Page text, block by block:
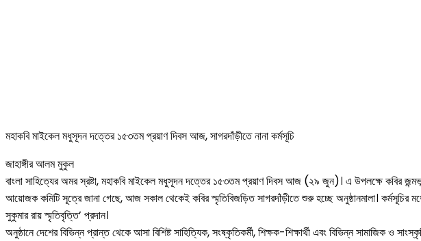
মহাকবি মাইকেল মধুসূদন দত্তের ১৫৩তম প্রয়াণ দিবস আজ, সাগরদাঁড়ীতে নানা কর্মসূচি
জাহাঙ্গীর আলম মুকুল
বাংলা সাহিত্যের অমর স্রষ্টা, মহাকবি মাইকেল মধুসূদন দত্তের ১৫৩তম প্রয়াণ দিবস আজ (২৯ জুন)। এ উপলক্ষে কবির
আয়োজক কমিটি সূত্রে জানা গেছে, আজ সকাল থেকেই কবির স্মৃতিবিজড়িত সাগরদাঁড়ীতে শুরু হচ্ছে অনুষ্ঠানমালা। কর্মসূচির
সুকুমার রায় স্মৃতিবৃত্তি’ প্রদান।
অনুষ্ঠানে দেশের বিভিন্ন প্রান্ত থেকে আসা বিশিষ্ট সাহিত্যিক, সংষ্কৃতিকর্মী, শিক্ষক-শিক্ষার্থী এবং বিভিন্ন সামাজিক ও